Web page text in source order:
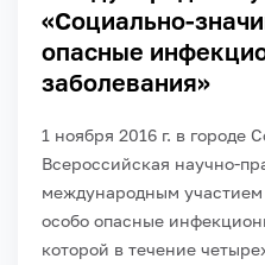
«Социально-
опасные
заболевания»
1 ноября 2016 г. в городе
Всероссийская научно-
международным
особо опасные
которой в течение